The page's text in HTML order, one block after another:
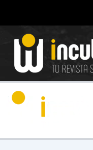
contenido